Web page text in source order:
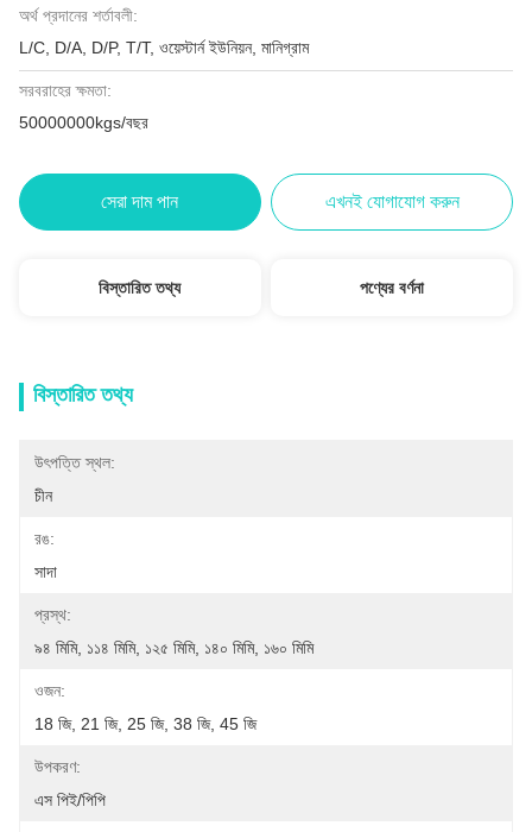
অর্থ প্রদানের শর্তাবলী:
L/C, D/A, D/P, T/T, ওয়েস্টার্ন ইউনিয়ন, মানিগ্রাম
সরবরাহের ক্ষমতা:
50000000kgs/বছর
সেরা দাম পান এখনই যোগাযোগ করুন
বিস্তারিত তথ্য পণ্যের বর্ণনা
বিস্তারিত তথ্য
উৎপত্তি স্থল:
চীন
রঙ:
সাদা
প্রস্থ:
৯৪ মিমি, ১১৪ মিমি, ১২৫ মিমি, ১৪০ মিমি, ১৬০ মিমি
ওজন:
18 জি, 21 জি, 25 জি, 38 জি, 45 জি
উপকরণ:
এস পিই/পিপি